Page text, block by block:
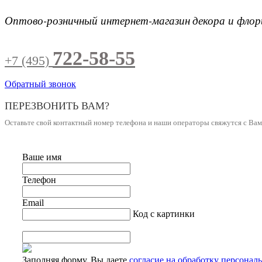
Оптово-розничный интернет-магазиндекора и
+7 (495) 722-58-55
Обратный звонок
ПЕРЕЗВОНИТЬ ВАМ?
Оставьте свой контактный номер телефона и наши операторы свяжутся с
Ваше имя
Телефон
Email
Код с картинки
Заполняя форму, Вы даете согласие на обработку